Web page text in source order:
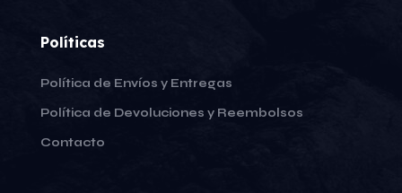
Políticas
Política de Envíos y Entregas
Política de Devoluciones y Reembolsos
Contacto